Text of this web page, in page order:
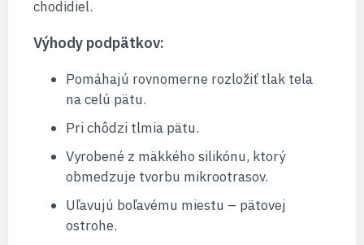
chodidiel.
Výhody podpätkov:
Pomáhajú rovnomerne rozložiť tlak tela
na celú pätu.
Pri chôdzi tlmia pätu.
Vyrobené z mäkkého silikónu, ktorý
obmedzuje tvorbu mikrootrasov.
Uľavujú boľavému miestu – pätovej
ostrohe.